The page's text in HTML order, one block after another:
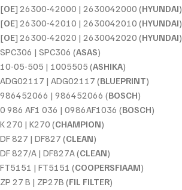
[OE] 26300-42000 | 2630042000 (HYUNDAI)
[OE] 26300-42010 | 2630042010 (HYUNDAI)
[OE] 26300-42020 | 2630042020 (HYUNDAI)
SPC306 | SPC306 (ASAS)
10-05-505 | 1005505 (ASHIKA)
ADG02117 | ADG02117 (BLUEPRINT)
986452066 | 986452066 (BOSCH)
0 986 AF1 036 | 0986AF1036 (BOSCH)
K 270 | K270 (CHAMPION)
DF 827 | DF827 (CLEAN)
DF 827/A | DF827A (CLEAN)
FT5151 | FT5151 (COOPERSFIAAM)
ZP 27 B | ZP27B (FIL FILTER)